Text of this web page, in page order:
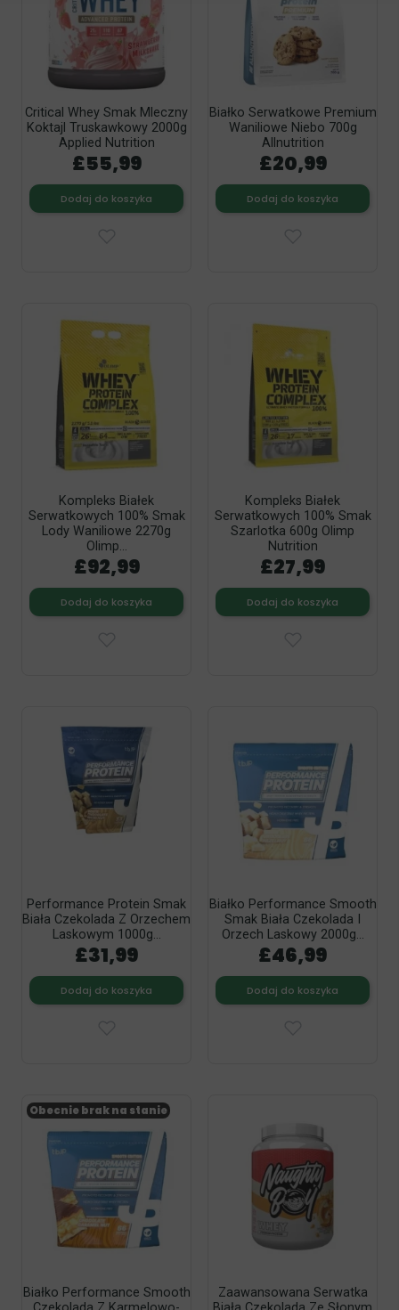
Critical Whey Smak Mleczny
Koktajl Truskawkowy 2000g
Applied Nutrition
£55,99
Dodaj do koszyka
Białko Serwatkowe Premium
Waniliowe Niebo 700g
Allnutrition
£20,99
Dodaj do koszyka
Kompleks Białek
Serwatkowych 100% Smak
Lody Waniliowe 2270g
Olimp...
£92,99
Dodaj do koszyka
Kompleks Białek
Serwatkowych 100% Smak
Szarlotka 600g Olimp
Nutrition
£27,99
Dodaj do koszyka
Performance Protein Smak
Biała Czekolada Z Orzechem
Laskowym 1000g...
£31,99
Dodaj do koszyka
Białko Performance Smooth
Smak Biała Czekolada I
Orzech Laskowy 2000g...
£46,99
Dodaj do koszyka
Białko Performance Smooth
Obecnie brak na stanie
Zaawansowana Serwatka